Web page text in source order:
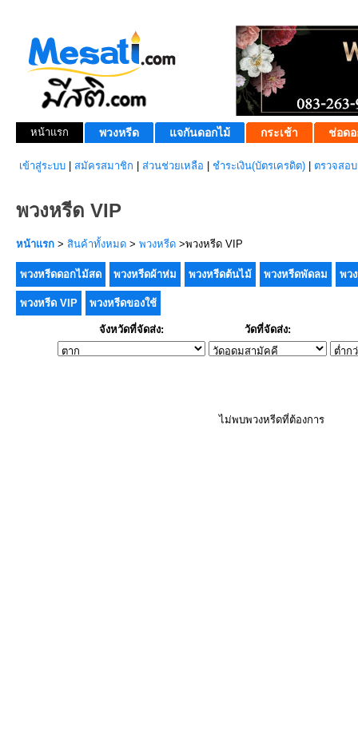
หน้าแรก พวงหรีด แจกันดอกไม้ กระเช้า ช่อดอ
เข้าสู่ระบบ สมัครสมาชิก ส่วนช่วยเหลือ ชำระเงิน(บัตรเครดิต) ตรวจสอ
พวงหรีด VIP
หน้าแรก > สินค้าทั้งหมด > พวงหรีด >พวงหรีด VIP
พวงหรีดดอกไม้สด พวงหรีดผ้าห่ม พวงหรีดต้นไม้ พวงหรีดพัดลม พว
พวงหรีด VIP พวงหรีดของใช้
จังหวัดที่จัดส่ง: วัดที่จัดส่ง:
ไม่พบพวงหรีดที่ต้องการ